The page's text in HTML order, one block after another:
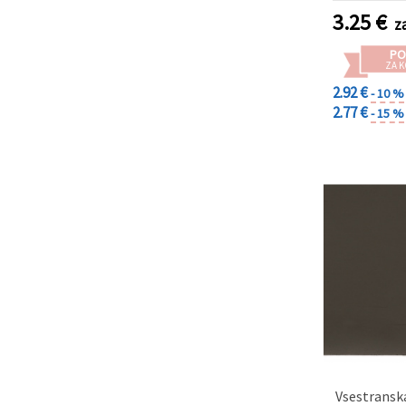
dekoracijo,
in
3.25€
ZA
2.92 €- 10 %
2.77 €- 15 %